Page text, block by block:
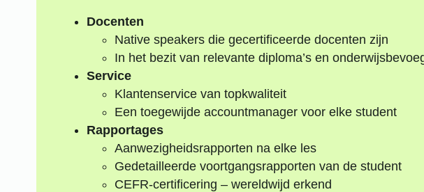
Docenten
Native speakers die gecertificeerde docenten zijn
In het bezit van relevante diploma’s en
Service
Klantenservice van topkwaliteit
Een toegewijde accountmanager voor elke student
Rapportages
Aanwezigheidsrapporten na elke les
Gedetailleerde voortgangsrapporten van de student
CEFR-certificering – wereldwijd erkend